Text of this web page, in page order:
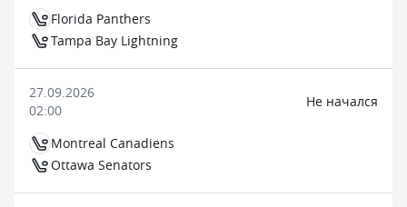
Florida Panthers
Tampa Bay Lightning
27.09.2026
02:00
Montreal Canadiens
Ottawa Senators
Не начался